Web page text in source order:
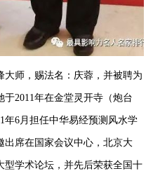
大师，赐法名：庆蓉，并被聘为
2011年在金堂灵开寺（炮台
年6月担任中华易经预测风水学
出席在国家会议中心，北京大
型学术论坛，并先后荣获全国十